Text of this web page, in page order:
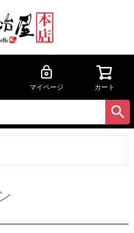
マイページ カート